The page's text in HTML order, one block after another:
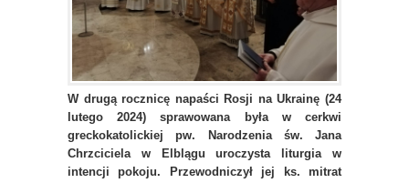
W drugą rocznicę napaści Rosji na Ukrainę (24
lutego 2024) sprawowana była w cerkwi
greckokatolickiej pw. Narodzenia św. Jana
Chrzciciela w Elblągu uroczysta liturgia w
intencji pokoju. Przewodniczył jej ks. mitrat